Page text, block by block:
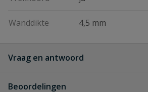
Wanddikte 4,5 mm
Vraag en antwoord
Beoordelingen